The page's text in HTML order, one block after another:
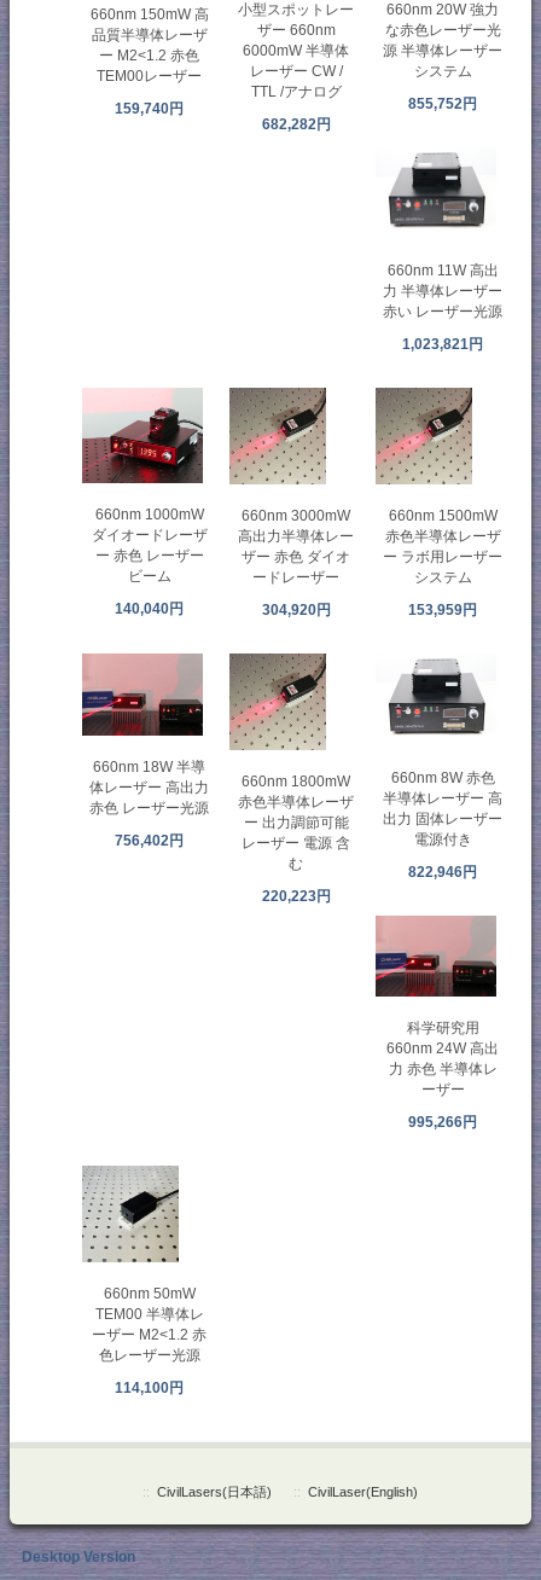
660nm 150mW 高
品質半導体レーザ
ー M2<1.2 赤色
TEM00レーザー
159,740円
小型スポットレー
ザー 660nm
6000mW 半導体
レーザー CW /
TTL /アナログ
682,282円
660nm 20W 強力
な赤色レーザー光
源 半導体レーザー
システム
855,752円
660nm 11W 高出
力 半導体レーザー
赤い レーザー光源
1,023,821円
660nm 1000mW
ダイオードレーザ
ー 赤色 レーザー
ビーム
140,040円
660nm 3000mW
高出力半導体レー
ザー 赤色 ダイオ
ードレーザー
304,920円
660nm 1500mW
赤色半導体レーザ
ー ラボ用レーザー
システム
153,959円
660nm 18W 半導
体レーザー 高出力
赤色 レーザー光源
756,402円
660nm 1800mW
赤色半導体レーザ
ー 出力調節可能
レーザー 電源 含
む
220,223円
660nm 8W 赤色
半導体レーザー 高
出力 固体レーザー
電源付き
822,946円
科学研究用
660nm 24W 高出
力 赤色 半導体レ
ーザー
995,266円
660nm 50mW
TEM00 半導体レ
ーザー M2<1.2 赤
色レーザー光源
114,100円
:: CivilLasers(日本語) :: CivilLaser(English)
Desktop Version